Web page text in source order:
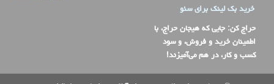
خرید بک لینک برای سئو
حراج کن: جایی که هیجان حراج، با
اطمینان خرید و فروش، و سود
کسب و کار، در هم می‌آمیزند!